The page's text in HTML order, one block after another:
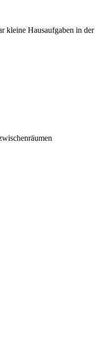
kleine Hausaufgaben in